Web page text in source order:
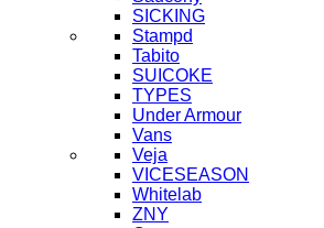
SICKING
Stampd
Tabito
SUICOKE
TYPES
Under Armour
Vans
Veja
VICESEASON
Whitelab
ZNY